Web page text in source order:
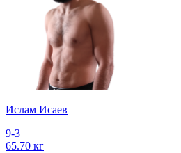
Ислам Исаев
9-3
65.70 кг